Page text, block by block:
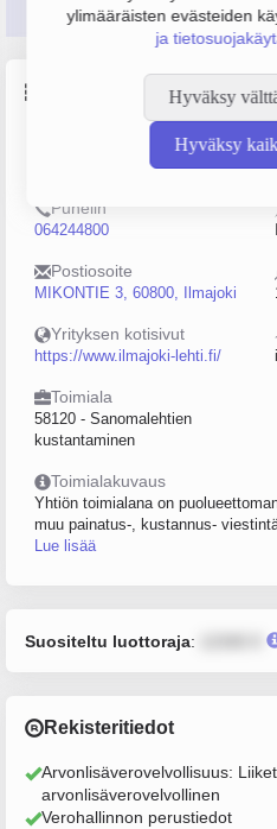
ylimääräisten evästeiden
ja
Hyväksy
Hyväksy
Perustiedot Tilinpäätösluvut
Puhelin
064244800
Postiosoite
MIKONTIE 3, 60800, Ilmajoki
Yrityksen kotisivut
https://www.ilmajoki-lehti.fi/
Toimiala
58120 - Sanomalehtien
kustantaminen
Toimialakuvaus
Yhtiön toimialana on
muu painatus-, kustannus-
Lue lisää
Suositeltu luottoraja:
Rekisteritiedot
Arvonlisäverovelvollisuus:
arvonlisäverovelvollinen
Verohallinnon perustiedot